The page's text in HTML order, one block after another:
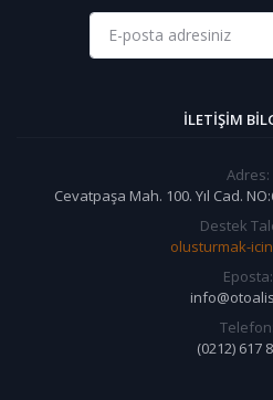
İLETIŞIM
Adres:
Cevatpaşa Mah. 100. Yıl Cad.
Destek
olusturmak-
Eposta:
Telefon:
(0212) 617